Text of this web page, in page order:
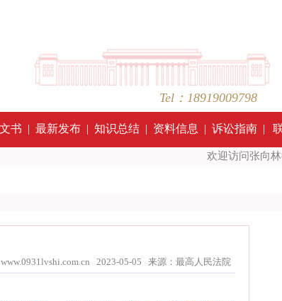
Tel：18919009798
书 | 最新发布 | 知识总结 | 资料信息 | 诉讼指南 |
欢迎访问张向林
www.0931lvshi.com.cn 2023-05-05 来源：最高人民法院